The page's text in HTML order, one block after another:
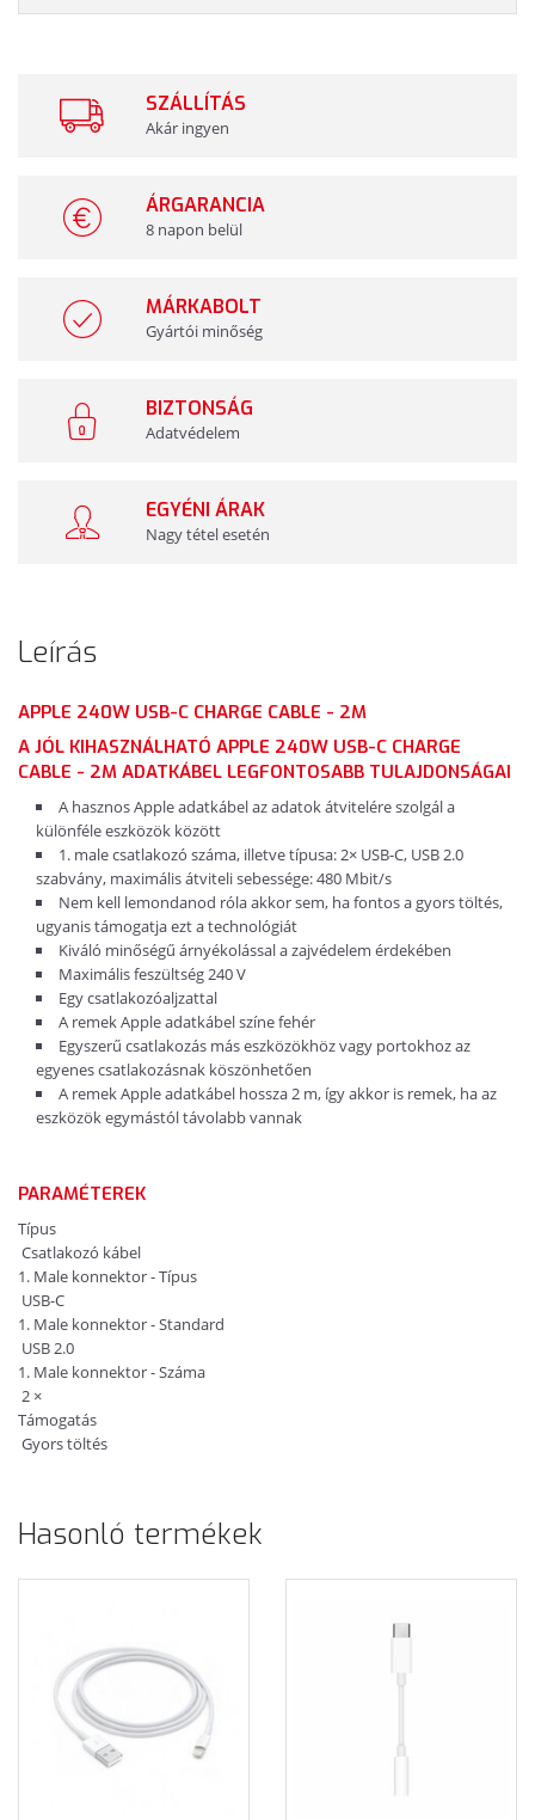
SZÁLLÍTÁS
Akár ingyen
ÁRGARANCIA
8 napon belül
MÁRKABOLT
Gyártói minőség
BIZTONSÁG
Adatvédelem
EGYÉNI ÁRAK
Nagy tétel esetén
Leírás
APPLE 240W USB-C CHARGE CABLE - 2M
A JÓL KIHASZNÁLHATÓ APPLE 240W USB-C CHARGE
CABLE - 2M ADATKÁBEL LEGFONTOSABB TULAJDONSÁGAI
A hasznos Apple adatkábel az adatok átvitelére szolgál a
különféle eszközök között
1. male csatlakozó száma, illetve típusa: 2× USB-C, USB 2.0
szabvány, maximális átviteli sebessége: 480 Mbit/s
Nem kell lemondanod róla akkor sem, ha fontos a gyors töltés,
ugyanis támogatja ezt a technológiát
Kiváló minőségű árnyékolással a zajvédelem érdekében
Maximális feszültség 240 V
Egy csatlakozóaljzattal
A remek Apple adatkábel színe fehér
Egyszerű csatlakozás más eszközökhöz vagy portokhoz az
egyenes csatlakozásnak köszönhetően
A remek Apple adatkábel hossza 2 m, így akkor is remek, ha az
eszközök egymástól távolabb vannak
PARAMÉTEREK
Típus
Csatlakozó kábel
1. Male konnektor - Típus
USB-C
1. Male konnektor - Standard
USB 2.0
1. Male konnektor - Száma
2 ×
Támogatás
Gyors töltés
Hasonló termékek